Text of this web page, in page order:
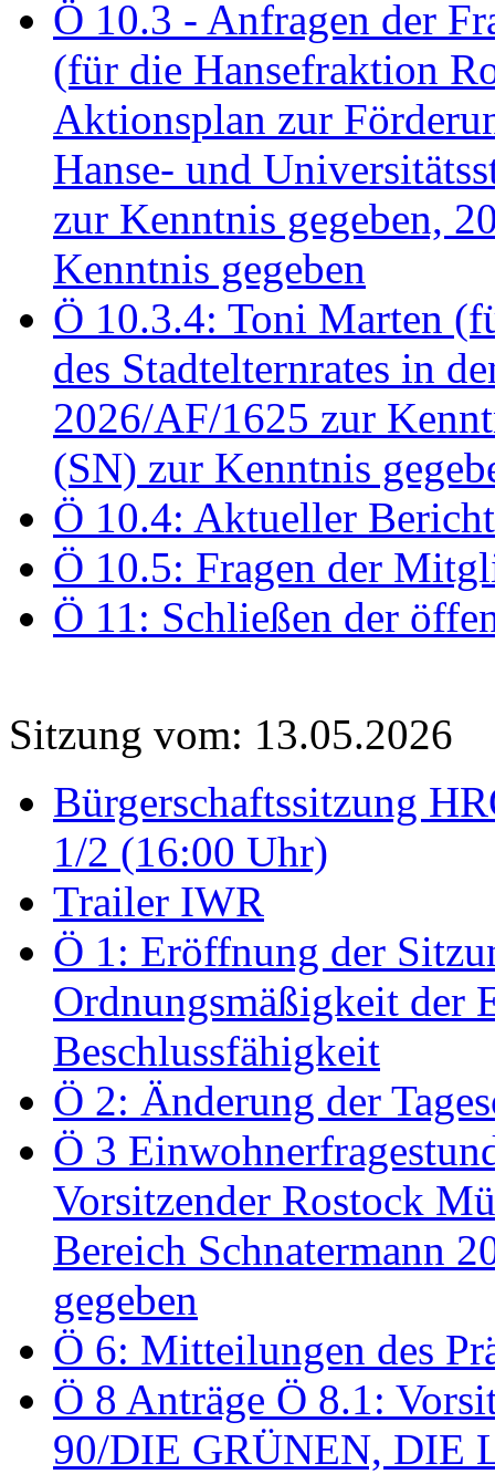
Ö 10.3 - Anfragen der
(für die Hansefraktion
Aktionsplan zur
Hanse- und
zur Kenntnis gegeben,
Kenntnis gegeben
Ö 10.3.4: Toni Marten
des Stadtelternrates in
2026/AF/1625 zur
(SN) zur Kenntnis
Ö 10.4: Aktueller
Ö 10.5: Fragen der
Ö 11: Schließen der
Sitzung vom: 13.05.2026
Bürgerschaftssitzung
1/2 (16:00 Uhr)
Trailer IWR
Ö 1: Eröffnung der
Ordnungsmäßigkeit der
Beschlussfähigkeit
Ö 2: Änderung der
Ö 3
Vorsitzender Rostock
Bereich Schnatermann
gegeben
Ö 6: Mitteilungen des
Ö 8 Anträge Ö 8.1:
90/DIE GRÜNEN, DIE